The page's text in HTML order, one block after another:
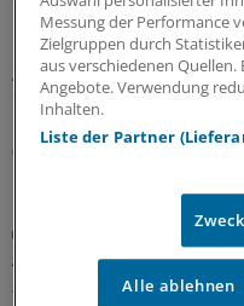
In hausärztlichen
Leitlinien
wegen Zeitmangels und
deutlichen
03.08.2026
Juli-Sitzung des CHMP
Acht Pharma-
zur EU-Zulassung
Messung der Performance
Zielgruppen durch
aus verschiedenen
Angebote. Verwendung
Inhalten.
Liste der Partner
Alle ablehnen